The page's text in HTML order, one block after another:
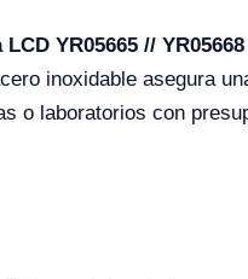
YR05665 // YR05668
inoxidable asegura
o laboratorios con